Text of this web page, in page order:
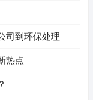
司到环保处理
热点